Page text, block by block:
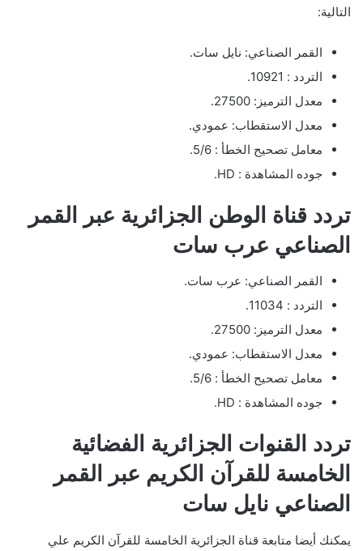
التالية:
القمر الصناعي: نايل سات.
التردد : 10921.
معدل الترميز: 27500.
معدل الاستقطاب: عمودي.
معامل تصحيح الخطأ : 5/6.
جوده المشاهدة : HD.
تردد قناة الوطن الجزائرية عبر القمر
الصناعي عرب سات
القمر الصناعي: عرب سات.
التردد : 11034.
معدل الترميز: 27500.
معدل الاستقطاب: عمودي.
معامل تصحيح الخطأ : 5/6.
جوده المشاهدة : HD.
تردد القنوات الجزائرية الفضائية
الخامسة للقرآن الكريم عبر القمر
الصناعي نايل سات
يمكنك أيضا متابعة قناة الجزائرية الخامسة للقرآن الكريم علي